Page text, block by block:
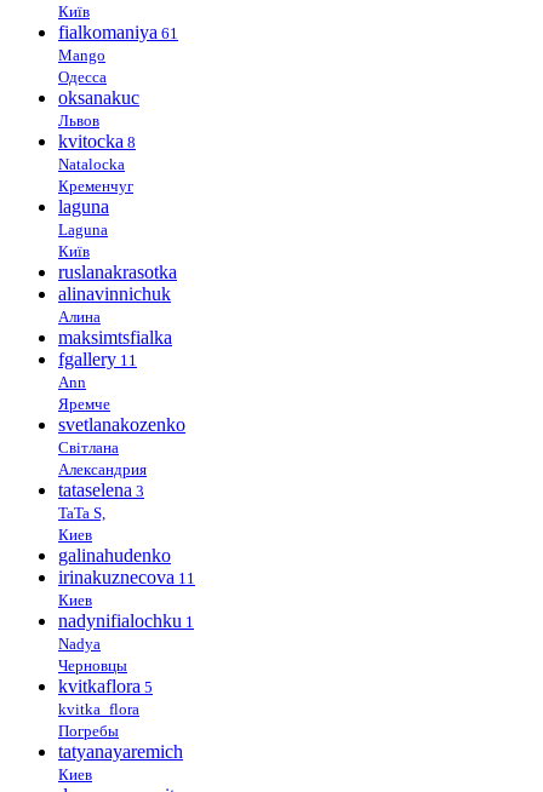
Київ
fialkomaniya 61
Mango
Одесса
oksanakuc
Львов
kvitocka 8
Natalocka
Кременчуг
laguna
Laguna
Київ
ruslanakrasotka
alinavinnichuk
Алина
maksimtsfialka
fgallery 11
Ann
Яремче
svetlanakozenko
Світлана
Александрия
tataselena 3
TaTa S,
Киев
galinahudenko
irinakuznecova 11
Киев
nadynifialochku 1
Nadya
Черновцы
kvitkaflora 5
kvitka_flora
Погребы
tatyanayaremich
Киев